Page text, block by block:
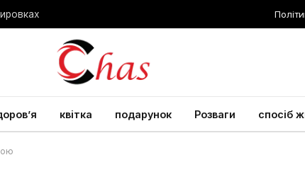
квітка подарунок Розваги спосіб